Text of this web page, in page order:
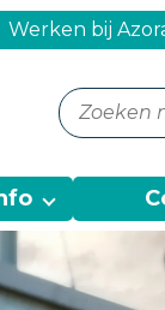
Werken bij